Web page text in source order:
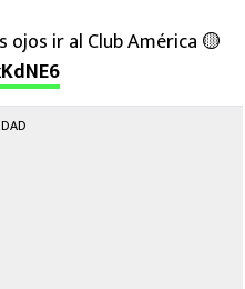
ojos ir al Club América 🟡